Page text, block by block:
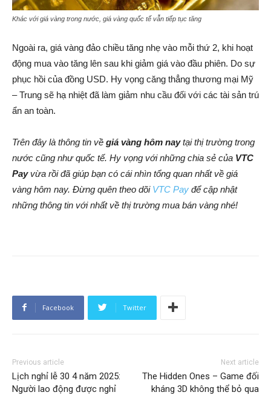
Khác với giá vàng trong nước, giá vàng quốc tế vẫn tiếp tục tăng
Ngoài ra, giá vàng đảo chiều tăng nhẹ vào mỗi thứ 2, khi hoạt
động mua vào tăng lên sau khi giảm giá vào đầu phiên. Do sự
phục hồi của đồng USD. Hy vọng căng thẳng thương mại Mỹ
– Trung sẽ hạ nhiệt đã làm giảm nhu cầu đối với các tài sản trú
ẩn an toàn.
Trên đây là thông tin về giá vàng hôm naytại thị trường trong
nước cũng như quốc tế. Hy vọng với những chia sẻ của VTC
Payvừa rồi đã giúp bạn có cái nhìn tổng quan nhất về giá
vàng hôm nay. Đừng quên theo dõi VTC Pay để cập nhật
những thông tin với nhất về thị trường mua bán vàng nhé!
Facebook Twitter
Previous article
Lịch nghỉ lễ 30 4 năm 2025:
Người lao động được nghỉ
Next article
The Hidden Ones – Game đối
kháng 3D không thể bỏ qua